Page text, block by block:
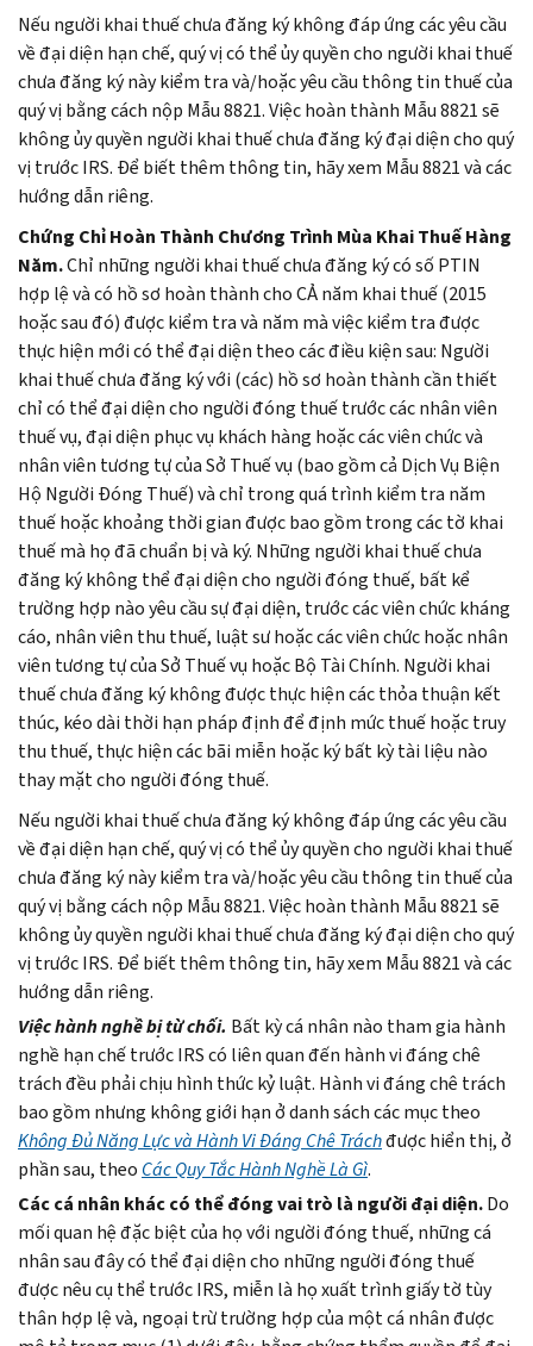
Nếu người khai thuế chưa đăng ký không đáp ứng các yêu cầu
về đại diện hạn chế, quý vị có thể ủy quyền cho người khai thuế
chưa đăng ký này kiểm tra và/hoặc yêu cầu thông tin thuế của
quý vị bằng cách nộp Mẫu 8821. Việc hoàn thành Mẫu 8821 sẽ
không ủy quyền người khai thuế chưa đăng ký đại diện cho quý
vị trước IRS. Để biết thêm thông tin, hãy xem Mẫu 8821 và các
hướng dẫn riêng.
Chứng Chỉ Hoàn Thành Chương Trình Mùa Khai Thuế Hàng
Năm.Chỉ những người khai thuế chưa đăng ký có số PTIN
hợp lệ và có hồ sơ hoàn thành cho CẢ năm khai thuế (2015
hoặc sau đó) được kiểm tra và năm mà việc kiểm tra được
thực hiện mới có thể đại diện theo các điều kiện sau: Người
khai thuế chưa đăng ký với (các) hồ sơ hoàn thành cần thiết
chỉ có thể đại diện cho người đóng thuế trước các nhân viên
thuế vụ, đại diện phục vụ khách hàng hoặc các viên chức và
nhân viên tương tự của Sở Thuế vụ (bao gồm cả Dịch Vụ Biện
Hộ Người Đóng Thuế) và chỉ trong quá trình kiểm tra năm
thuế hoặc khoảng thời gian được bao gồm trong các tờ khai
thuế mà họ đã chuẩn bị và ký. Những người khai thuế chưa
đăng ký không thể đại diện cho người đóng thuế, bất kể
trường hợp nào yêu cầu sự đại diện, trước các viên chức kháng
cáo, nhân viên thu thuế, luật sư hoặc các viên chức hoặc nhân
viên tương tự của Sở Thuế vụ hoặc Bộ Tài Chính. Người khai
thuế chưa đăng ký không được thực hiện các thỏa thuận kết
thúc, kéo dài thời hạn pháp định để định mức thuế hoặc truy
thu thuế, thực hiện các bãi miễn hoặc ký bất kỳ tài liệu nào
thay mặt cho người đóng thuế.
Nếu người khai thuế chưa đăng ký không đáp ứng các yêu cầu
về đại diện hạn chế, quý vị có thể ủy quyền cho người khai thuế
chưa đăng ký này kiểm tra và/hoặc yêu cầu thông tin thuế của
quý vị bằng cách nộp Mẫu 8821. Việc hoàn thành Mẫu 8821 sẽ
không ủy quyền người khai thuế chưa đăng ký đại diện cho quý
vị trước IRS. Để biết thêm thông tin, hãy xem Mẫu 8821 và các
hướng dẫn riêng.
Việc hành nghề bị từ chối. Bất kỳ cá nhân nào tham gia hành
nghề hạn chế trước IRS có liên quan đến hành vi đáng chê
trách đều phải chịu hình thức kỷ luật. Hành vi đáng chê trách
bao gồm nhưng không giới hạn ở danh sách các mục theo
Không Đủ Năng Lực và Hành Vi Đáng Chê Tráchđược hiển thị, ở
phần sau, theo Các Quy Tắc Hành Nghề Là Gì.
Các cá nhân khác có thể đóng vai trò là người đại diện.Do
mối quan hệ đặc biệt của họ với người đóng thuế, những cá
nhân sau đây có thể đại diện cho những người đóng thuế
được nêu cụ thể trước IRS, miễn là họ xuất trình giấy tờ tùy
thân hợp lệ và, ngoại trừ trường hợp của một cá nhân được